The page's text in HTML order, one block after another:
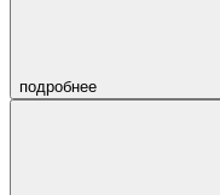
подробнее